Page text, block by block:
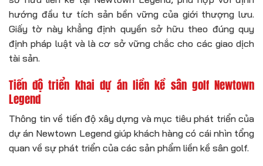
hướng đầu tư tích sản bền vững của giới thượng lưu.
Giấy tờ này khẳng định quyền sở hữu theo đúng quy
định pháp luật và là cơ sở vững chắc cho các giao dịch
tài sản.
Tiến độ triển khai dự án liền kề sân golf Newtown
Legend
Thông tin về tiến độ xây dựng và mục tiêu phát triển của
dự án Newtown Legend giúp khách hàng có cái nhìn tổng
quan về sự phát triển của các sản phẩm liền kề sân golf.